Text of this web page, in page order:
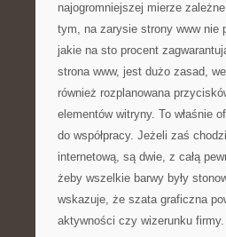
najogromniejszej mierze
tym, na zarysie strony www nie
jakie na sto procent
strona www, jest dużo zasad,
również rozplanowana
elementów witryny. To właśnie
do współpracy. Jeżeli zaś
internetową, są dwie, z całą
żeby wszelkie barwy były
wskazuje, że szata graficzna
aktywności czy wizerunku firmy.